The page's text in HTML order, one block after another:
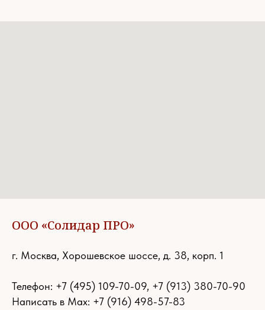
ООО «Солидар ПРО»
г. Москва, Хорошевское шоссе, д. 38, корп. 1
Телефон: +7 (495) 109-70-09, +7 (913) 380-70-90
Написать в Max: +7 (916) 498-57-83